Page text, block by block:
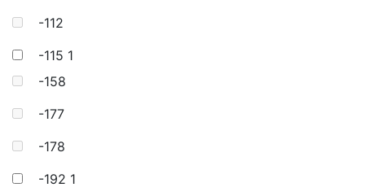
-112
-115 1
-158
-177
-178
-192 1